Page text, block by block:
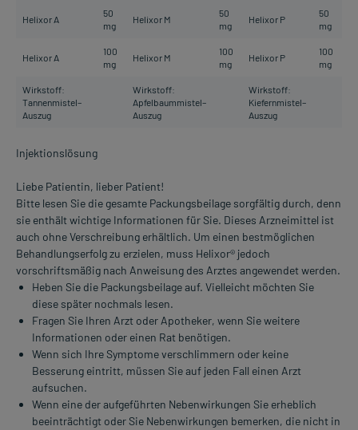
Helixor A
50
mg
Helixor M
50
mg
Helixor P
50
mg
Helixor A
100
mg
Helixor M
100
mg
Helixor P
100
mg
Wirkstoff:
Tannenmistel–
Auszug
Wirkstoff:
Apfelbaummistel–
Auszug
Wirkstoff:
Kiefernmistel–
Auszug
Injektionslösung
Liebe Patientin, lieber Patient!
Bitte lesen Sie die gesamte Packungsbeilage sorgfältig durch, denn
sie enthält wichtige Informationen für Sie. Dieses Arzneimittel ist
auch ohne Verschreibung erhältlich. Um einen bestmöglichen
Behandlungserfolg zu erzielen, muss Helixor® jedoch
vorschriftsmäßig nach Anweisung des Arztes angewendet werden.
Heben Sie die Packungsbeilage auf. Vielleicht möchten Sie
diese später nochmals lesen.
Fragen Sie Ihren Arzt oder Apotheker, wenn Sie weitere
Informationen oder einen Rat benötigen.
Wenn sich Ihre Symptome verschlimmern oder keine
Besserung eintritt, müssen Sie auf jeden Fall einen Arzt
aufsuchen.
Wenn eine der aufgeführten Nebenwirkungen Sie erheblich
beeinträchtigt oder Sie Nebenwirkungen bemerken, die nicht in